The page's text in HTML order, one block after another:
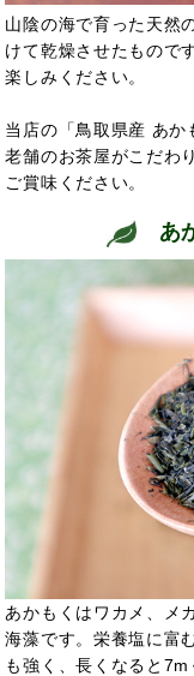
山陰の海で育った天然
けて乾燥させたもので
楽しみください。
当店の「鳥取県産 あか
老舗のお茶屋がこだわ
ご賞味ください。
あ
あかもくはワカメ、メ
海藻です。栄養塩に富
も強く、長くなると7m